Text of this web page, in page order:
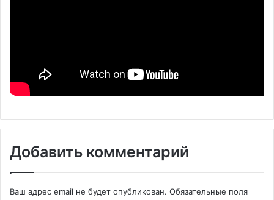
Добавить комментарий
Ваш адрес email не будет опубликован. Обязательные поля